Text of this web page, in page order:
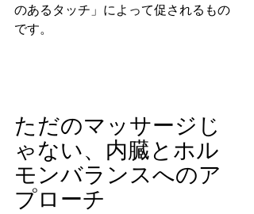
のあるタッチ」によって促されるもの
です。
ただのマッサージじ
ゃない、内臓とホル
モンバランスへのア
プローチ